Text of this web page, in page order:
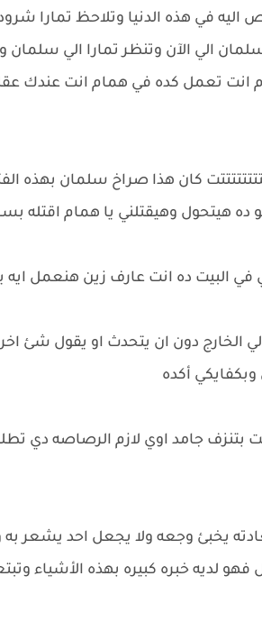
في هذه الدنيا وتلاحظ تمارا
الي الآن وتنظر تمارا الي سلمان
انت تعمل كده في همام انت عندك
كان هذا صراخ سلمان بهذه
هيتحول وهيقتلني يا همام اقتله
البيت ده انت عارف زين هنعمل ايه
الخارج دون ان يتحدث او يقول شئ
أكده
جامد اوي لازم الرصاصه دي
يخبئ وجعه ولا يجعل احد يشعر به
لديه خبره كبيره بهذه الأشياء